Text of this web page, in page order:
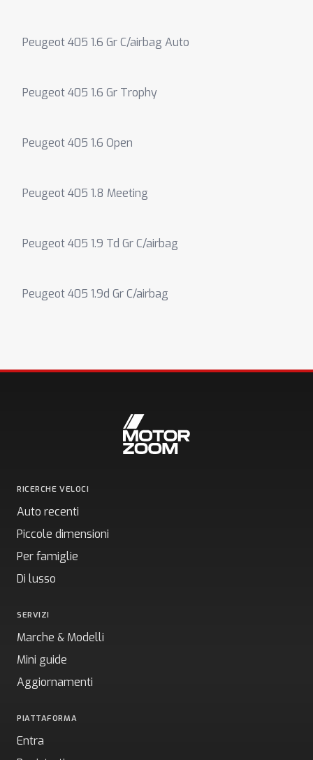
Peugeot 405 1.6 Gr C/airbag Auto
Peugeot 405 1.6 Gr Trophy
Peugeot 405 1.6 Open
Peugeot 405 1.8 Meeting
Peugeot 405 1.9 Td Gr C/airbag
Peugeot 405 1.9d Gr C/airbag
RICERCHE VELOCI
Auto recenti
Piccole dimensioni
Per famiglie
Di lusso
SERVIZI
Marche & Modelli
Mini guide
Aggiornamenti
PIATTAFORMA
Entra